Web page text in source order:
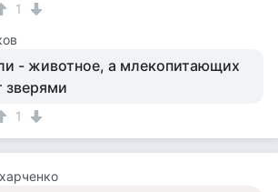
1
- животное, а млекопитающих
зверями
1